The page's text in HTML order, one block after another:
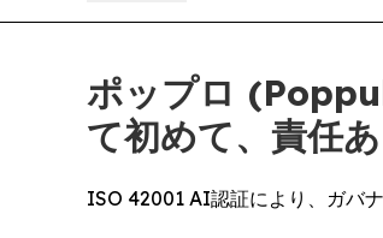
ポップロ
て初めて、責任
ISO 42001 AI認証により、ガバ